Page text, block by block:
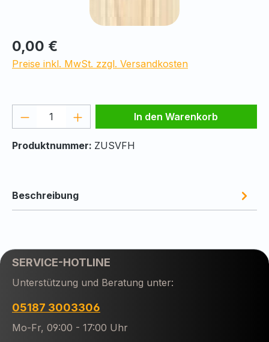
Regulärer Preis:
0,00 €
Preise inkl. MwSt. zzgl. Versandkosten
Produkt Anzahl: Gib denIn den Warenkorb
Produktnummer: ZUSVFH
Beschreibung
SERVICE-HOTLINE
Unterstützung und Beratung unter:
05187 3003306
Mo-Fr, 09:00 - 17:00 Uhr